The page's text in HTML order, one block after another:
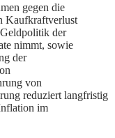
gegen die
Kaufkraftverlust
der
nimmt, sowie
der
von
reduziert langfristig
im